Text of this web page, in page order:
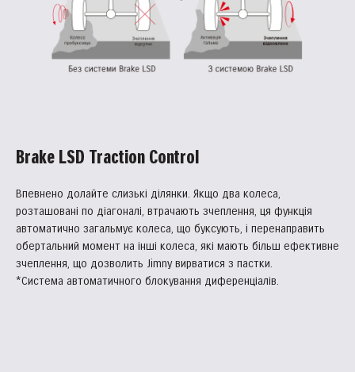
Brake LSD Traction Control
Впевнено долайте слизькі ділянки. Якщо два колеса,
розташовані по діагоналі, втрачають зчеплення, ця функція
автоматично загальмує колеса, що буксують, і перенаправить
обертальний момент на інші колеса, які мають більш ефективне
зчеплення, що дозволить Jimny вирватися з пастки.
*Система автоматичного блокування диференціалів.